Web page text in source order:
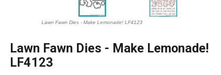
Lawn Fawn Dies - Make Lemonade! LF4123
Lawn Fawn Dies - Make Lemonade!
LF4123